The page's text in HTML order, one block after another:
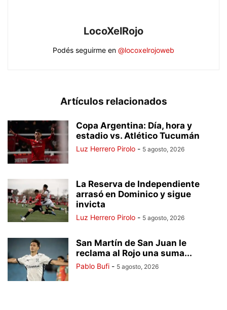
LocoXelRojo
Podés seguirme en @locoxelrojoweb
Artículos relacionados
Copa Argentina: Día, hora y
estadio vs. Atlético Tucumán
Luz Herrero Pirolo - 5 agosto, 2026
La Reserva de Independiente
arrasó en Dominico y sigue
invicta
Luz Herrero Pirolo - 5 agosto, 2026
San Martín de San Juan le
reclama al Rojo una suma...
Pablo Bufi - 5 agosto, 2026